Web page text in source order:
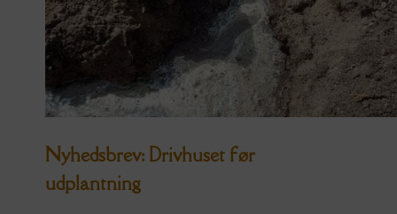
Nyhedsbrev: Drivhuset før
udplantning